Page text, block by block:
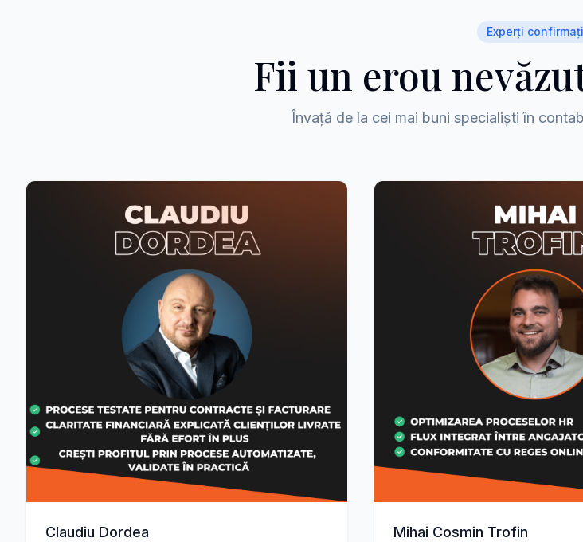
Experți confirmați
Fii un erou
Învață de la cei mai buni specialiști în
Claudiu Dordea Mihai Cosmin Trofin